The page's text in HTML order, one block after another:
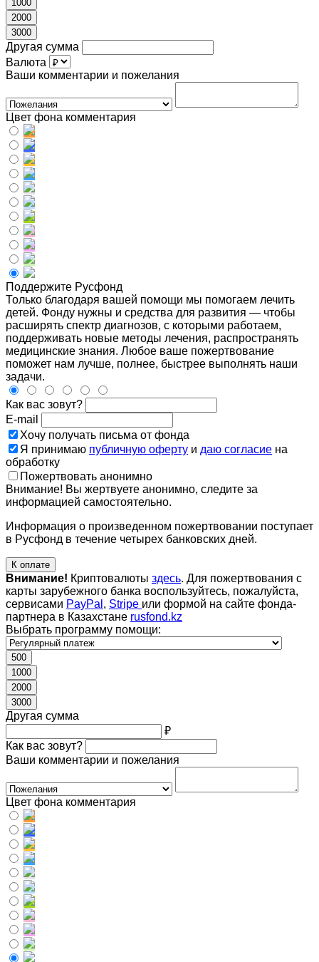
1000
2000
3000
Другая сумма
Валюта
Ваши комментарии и пожелания
Цвет фона комментария
Поддержите Русфонд
Только благодаря вашей помощи мы помогаем лечить
детей. Фонду нужны и средства для развития — чтобы
расширять спектр диагнозов, с которыми работаем,
поддерживать новые методы лечения, распространять
медицинские знания. Любое ваше пожертвование
поможет нам лучше, полнее, быстрее выполнять наши
задачи.
Как вас зовут?
E-mail
Хочу получать письма от фонда
Я принимаю публичную оферту и даю согласие на
обработку
Пожертвовать анонимно
Внимание! Вы жертвуете анонимно, следите за
информацией самостоятельно.
Информация о произведенном пожертвовании поступает
в Русфонд в течение четырех банковских дней.
К оплате
Внимание! Криптовалюты здесь. Для пожертвования с
карты зарубежного банка воспользуйтесь, пожалуйста,
сервисами PayPal , Stripe или формой на сайте фонда-
партнера в Казахстане rusfond.kz
Выбрать программу помощи:
500
1000
2000
3000
Другая сумма
₽
Как вас зовут?
Ваши комментарии и пожелания
Цвет фона комментария